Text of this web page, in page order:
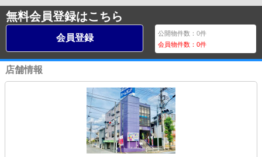
無料会員登録はこちら
会員登録 公開物件数：0件
会員物件数：0件
店舗情報